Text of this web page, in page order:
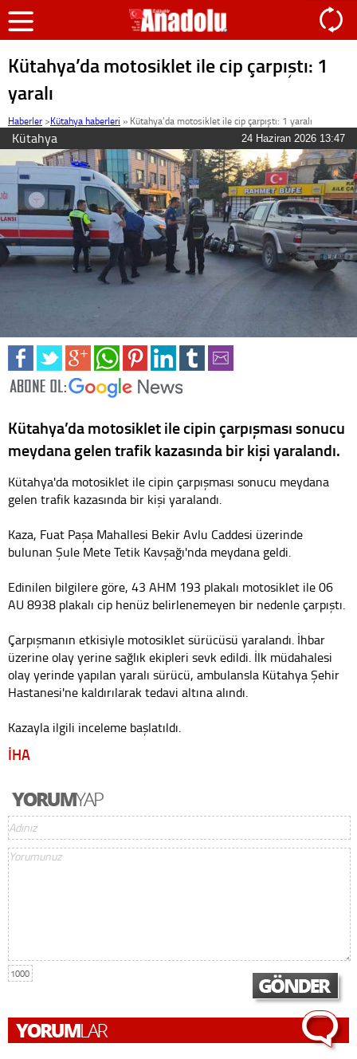
Kütahya’da motosiklet ile cip çarpıştı: 1
yaralı
Haberler >Kütahya haberleri » Kütahya’da motosiklet ile cip çarpıştı: 1 yaralı
Kütahya 24 Haziran 2026 13:47
Kütahya’da motosiklet ile cipin çarpışması sonucu
meydana gelen trafik kazasında bir kişi yaralandı.
Kütahya'da motosiklet ile cipin çarpışması sonucu meydana
gelen trafik kazasında bir kişi yaralandı.
Kaza, Fuat Paşa Mahallesi Bekir Avlu Caddesi üzerinde
bulunan Şule Mete Tetik Kavşağı'nda meydana geldi.
Edinilen bilgilere göre, 43 AHM 193 plakalı motosiklet ile 06
AU 8938 plakalı cip henüz belirlenemeyen bir nedenle çarpıştı.
Çarpışmanın etkisiyle motosiklet sürücüsü yaralandı. İhbar
üzerine olay yerine sağlık ekipleri sevk edildi. İlk müdahalesi
olay yerinde yapılan yaralı sürücü, ambulansla Kütahya Şehir
Hastanesi'ne kaldırılarak tedavi altına alındı.
Kazayla ilgili inceleme başlatıldı.
İHA
1000